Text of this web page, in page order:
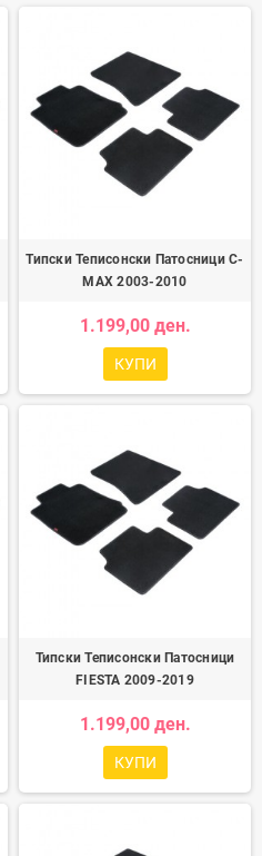
Типски Теписонски Патосници C-
MAX 2003-2010
1.199,00 ден.
КУПИ
Типски Теписонски Патосници
FIESTA 2009-2019
1.199,00 ден.
КУПИ